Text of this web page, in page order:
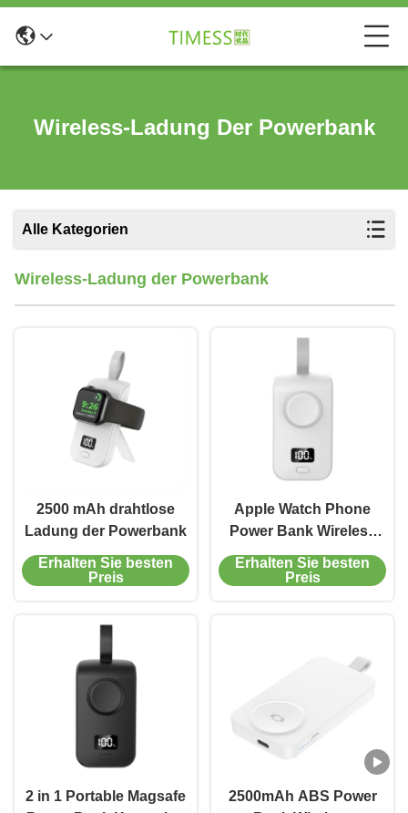
Wireless-Ladung Der Powerbank
Alle Kategorien
Wireless-Ladung der Powerbank
2500 mAh drahtlose
Ladung der Powerbank
Erhalten Sie besten
Preis
Apple Watch Phone
Power Bank Wireless
Charging Kompaktes
Magsafe-Ladegerät 2 in
Erhalten Sie besten
Preis
2 in 1 Portable Magsafe
2500mAh ABS Power